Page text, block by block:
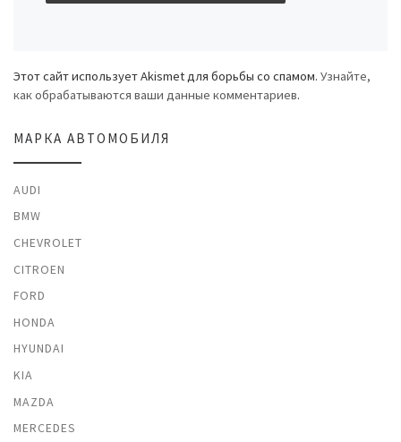
Этот сайт использует Akismet для борьбы со спамом. Узнайте,
как обрабатываются ваши данные комментариев.
МАРКА АВТОМОБИЛЯ
AUDI
BMW
CHEVROLET
CITROEN
FORD
HONDA
HYUNDAI
KIA
MAZDA
MERCEDES